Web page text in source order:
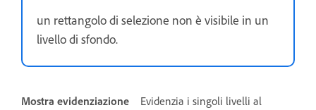
un rettangolo di selezione non è visibile in un
livello di sfondo.
Mostra evidenziazione
Evidenzia i singoli livelli al